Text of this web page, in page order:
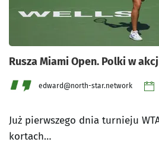
Rusza Miami Open. Polki w
edward@north-star.network
Już pierwszego dnia turnieju
kortach…